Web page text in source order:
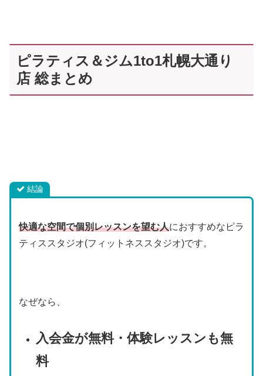
ピラティス＆ジム1to1札幌大通り
店 総まとめ
結論
快適な空間で個別レッスンを望む人におすすめなピラ
ティススタジオ(フィットネススタジオ)です。
なぜなら、
入会金が無料・体験レッスンも無
料